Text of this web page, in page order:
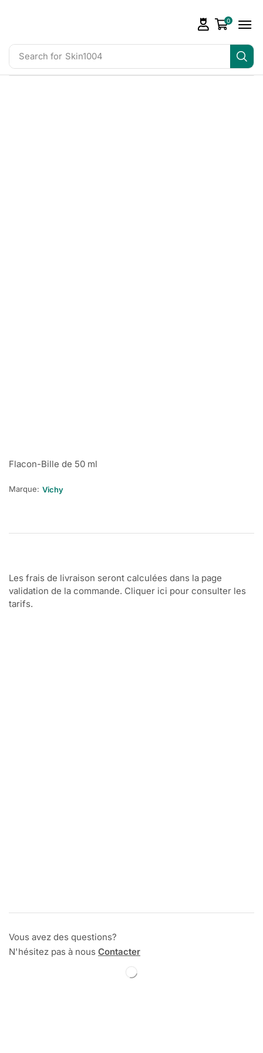
Search for Skin1004
0
Flacon-Bille de 50 ml
Marque: Vichy
Les frais de livraison seront calculées dans la page
validation de la commande. Cliquer ici pour consulter les
tarifs.
Vous avez des questions?
N'hésitez pas à nous Contacter